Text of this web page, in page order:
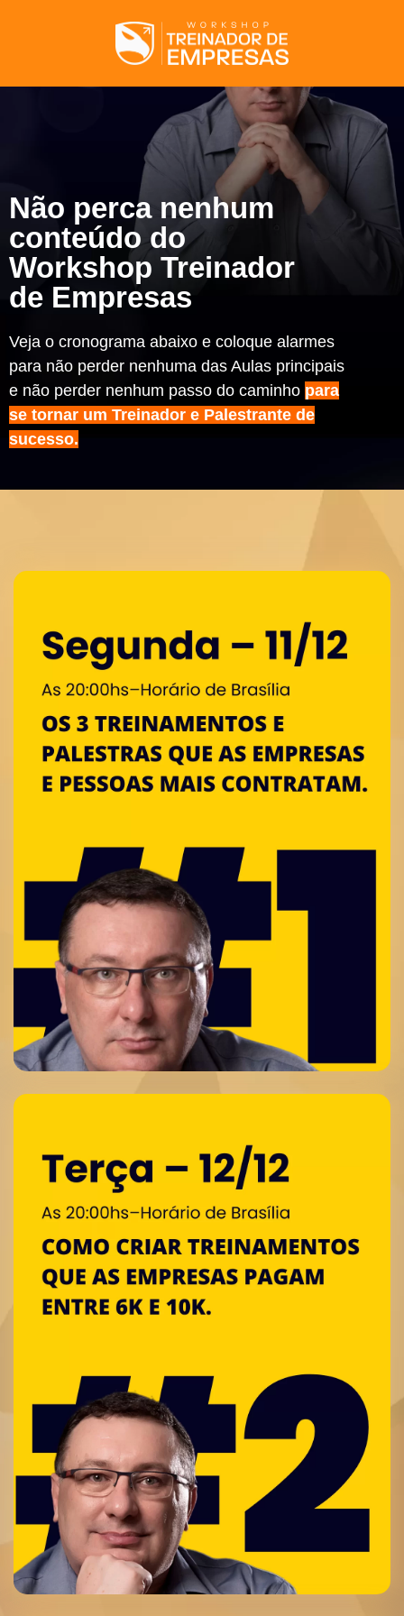
Não perca nenhum
conteúdo do
Workshop Treinador
de Empresas
Veja o cronograma abaixo e coloque alarmes
para não perder nenhuma das Aulas principais
e não perder nenhum passo do caminho para
se tornar um Treinador e Palestrante de
sucesso.